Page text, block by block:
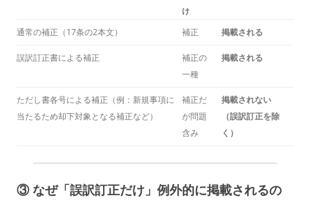
け
通常の補正（17条の2本文） 補正 掲載される
誤訳訂正書による補正
補正の
一種
掲載される
ただし書各号による補正（例：新規事項に
当たるため却下対象となる補正など）
補正だ
が問題
含み
掲載されない
（誤訳訂正を除
く）
③ なぜ「誤訳訂正だけ」例外的に掲載されるの